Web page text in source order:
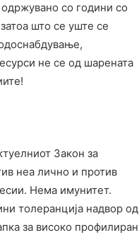
со години со
што се уште се
не се од шарената
Закон за
неа лично и против
Нема имунитет.
толеранција надвор од
за високо профилиран